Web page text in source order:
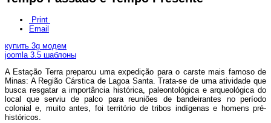
Print
Email
купить 3g модем
joomla 3.5 шаблоны
A Estação Terra preparou uma expedição para o carste mais famoso de
Minas: A Região Cárstica de Lagoa Santa. Trata-se de uma atividade que
busca resgatar a importância histórica, paleontológica e arqueológica do
local que serviu de palco para reuniões de bandeirantes no período
colonial e, muito antes, foi território de tribos indígenas e homens pré-
históricos.